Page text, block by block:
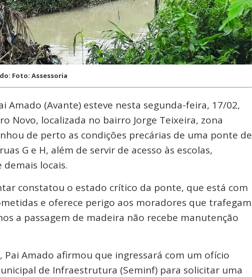
Foto: Assessoria
Amado (Avante) esteve nesta segunda-feira, 17/02,
Novo, localizada no bairro Jorge Teixeira, zona
de perto as condições precárias de uma ponte de
G e H, além de servir de acesso às escolas,
demais locais.
constatou o estado crítico da ponte, que está com
e oferece perigo aos moradores que trafegam
a passagem de madeira não recebe manutenção
Amado afirmou que ingressará com um ofício
de Infraestrutura (Seminf) para solicitar uma